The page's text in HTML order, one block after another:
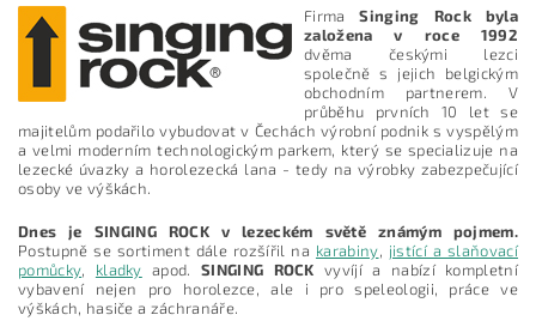
FirmaSinging Rock byla
založena v roce 1992
dvěma českými lezci
společně s jejich belgickým
obchodním partnerem. V
průběhu prvních 10 let se
majitelům podařilo vybudovat v Čechách výrobní podnik s vyspělým
a velmi moderním technologickým parkem, který se specializuje na
lezecké úvazky a horolezecká lana - tedy na výrobky zabezpečující
osoby ve výškách.
Dnes je SINGING ROCK v lezeckém světě známým pojmem.
Postupně se sortiment dále rozšířil na karabiny, jistící a slaňovací
pomůcky, kladky apod. SINGING ROCK vyvíjí a nabízí kompletní
vybavení nejen pro horolezce, ale i pro speleologii, práce ve
výškách, hasiče a záchranáře.